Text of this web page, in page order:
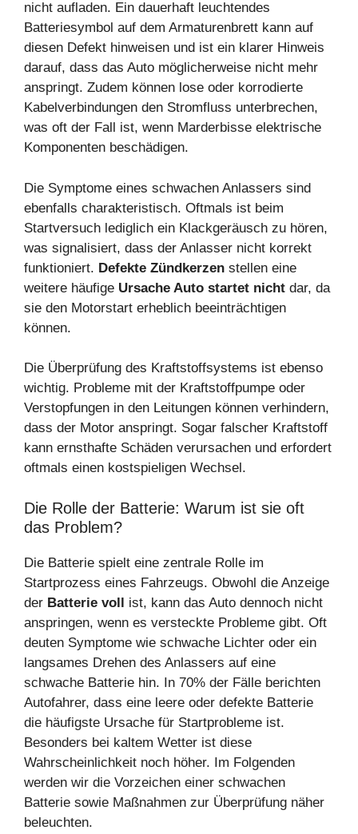
nicht aufladen. Ein dauerhaft leuchtendes
Batteriesymbol auf dem Armaturenbrett kann auf
diesen Defekt hinweisen und ist ein klarer Hinweis
darauf, dass das Auto möglicherweise nicht mehr
anspringt. Zudem können lose oder korrodierte
Kabelverbindungen den Stromfluss unterbrechen,
was oft der Fall ist, wenn Marderbisse elektrische
Komponenten beschädigen.
Die Symptome eines schwachen Anlassers sind
ebenfalls charakteristisch. Oftmals ist beim
Startversuch lediglich ein Klackgeräusch zu hören,
was signalisiert, dass der Anlasser nicht korrekt
funktioniert. Defekte Zündkerzen stellen eine
weitere häufige Ursache Auto startet nicht dar, da
sie den Motorstart erheblich beeinträchtigen
können.
Die Überprüfung des Kraftstoffsystems ist ebenso
wichtig. Probleme mit der Kraftstoffpumpe oder
Verstopfungen in den Leitungen können verhindern,
dass der Motor anspringt. Sogar falscher Kraftstoff
kann ernsthafte Schäden verursachen und erfordert
oftmals einen kostspieligen Wechsel.
Die Rolle der Batterie: Warum ist sie oft
das Problem?
Die Batterie spielt eine zentrale Rolle im
Startprozess eines Fahrzeugs. Obwohl die Anzeige
der Batterie voll ist, kann das Auto dennoch nicht
anspringen, wenn es versteckte Probleme gibt. Oft
deuten Symptome wie schwache Lichter oder ein
langsames Drehen des Anlassers auf eine
schwache Batterie hin. In 70% der Fälle berichten
Autofahrer, dass eine leere oder defekte Batterie
die häufigste Ursache für Startprobleme ist.
Besonders bei kaltem Wetter ist diese
Wahrscheinlichkeit noch höher. Im Folgenden
werden wir die Vorzeichen einer schwachen
Batterie sowie Maßnahmen zur Überprüfung näher
beleuchten.